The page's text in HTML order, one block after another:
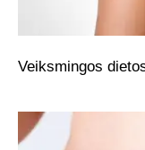
Veiksmingos